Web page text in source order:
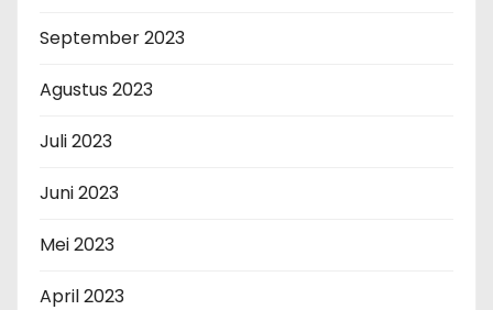
September 2023
Agustus 2023
Juli 2023
Juni 2023
Mei 2023
April 2023